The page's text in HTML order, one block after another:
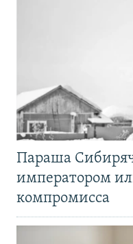
Параша
императором
компромисса